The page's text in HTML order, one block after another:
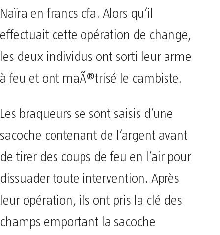
Naïra en francs cfa. Alors qu’il
effectuait cette opération de change,
les deux individus ont sorti leur arme
à feu et ont maÃ®trisé le cambiste.
Les braqueurs se sont saisis d’une
sacoche contenant de l’argent avant
de tirer des coups de feu en l’air pour
dissuader toute intervention. Après
leur opération, ils ont pris la clé des
champs emportant la sacoche